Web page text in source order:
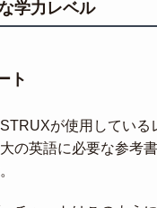
学力レベル
ト
が使用している
の英語に必要な参考